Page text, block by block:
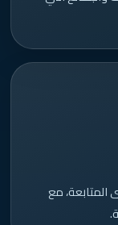
المتابعة، مع